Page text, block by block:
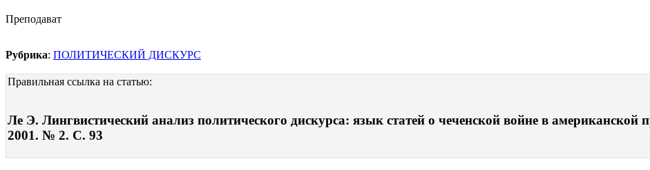
Преподават
Рубрика: ПОЛИТИЧЕСКИЙ ДИСКУРС
Правильная ссылка на статью:
Ле Э. Лингвистический анализ политического дискурса: язык статей о чеченской войне в американской
2001. № 2. С. 93